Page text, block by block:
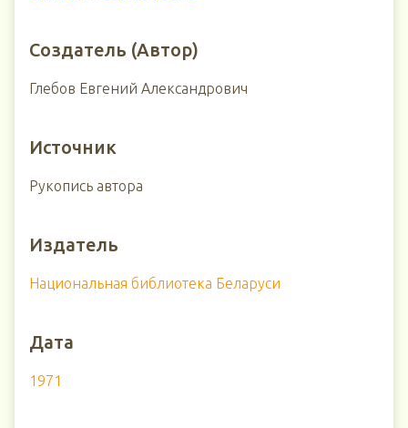
Создатель (Автор)
Глебов Евгений Александрович
Источник
Рукопись автора
Издатель
Национальная библиотека Беларуси
Дата
1971